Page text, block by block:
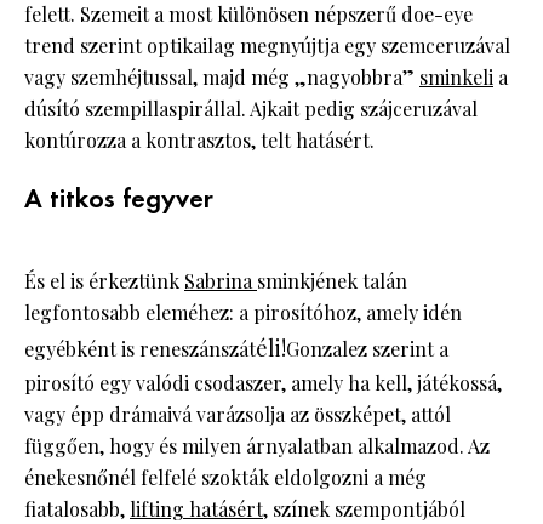
felett. Szemeit a most különösen népszerű doe-eye
trend szerint optikailag megnyújtja egy szemceruzával
vagy szemhéjtussal, majd még „nagyobbra” sminkeli a
dúsító szempillaspirállal. Ajkait pedig szájceruzával
kontúrozza a kontrasztos, telt hatásért.
A titkos fegyver
És el is érkeztünk Sabrinasminkjének talán
legfontosabb eleméhez: a pirosítóhoz, amely idén
egyébként is reneszánszátéli!Gonzalez szerint a
pirosító egy valódi csodaszer, amely ha kell, játékossá,
vagy épp drámaivá varázsolja az összképet, attól
függően, hogy és milyen árnyalatban alkalmazod. Az
énekesnőnél felfelé szokták eldolgozni a még
fiatalosabb, lifting hatásért, színek szempontjából